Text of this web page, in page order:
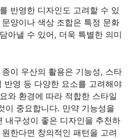
반영한 디자인도 고려할 수 있
양이나 색상 조합은 특정 문화
아낼 수 있어, 더욱 특별한 의미
이 우산의 활용은 기능성, 스타
반영 등 다양한 요소를 고려해야
와 환경에 따라 적합한 스타일
이 중요합니다. 만약 기능성을
내구성이 좋은 디자인을 추천하
한다면 창의적인 패턴을 고려